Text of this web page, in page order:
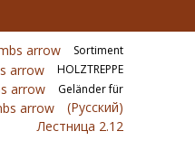
Sortiment
HOLZTREPPE
Geländer für
(Русский)
Лестница 2.12